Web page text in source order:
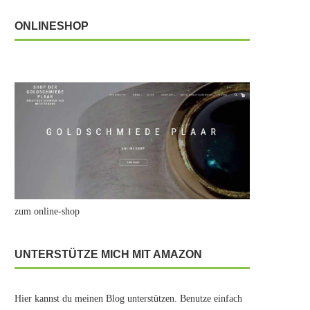
ONLINESHOP
zum online-shop
UNTERSTÜTZE MICH MIT AMAZON
Hier kannst du meinen Blog unterstützen. Benutze einfach